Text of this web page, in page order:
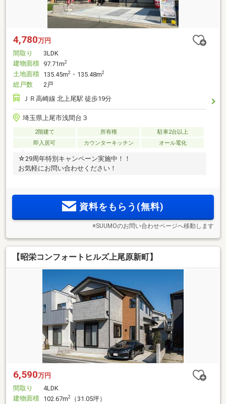
4,780万円
間取り
3LDK
建物面積 97.71m2
土地面積 135.45m2 ・135.48m2
総戸数
2戸
ＪＲ高崎線 北上尾駅 徒歩19分
埼玉県上尾市浅間台３
2階建て 所有権
駐車2台以上
即入居可
カウンターキッチン オール電化
☆29周年特別キャンペーン実施中！！
お気軽にお問い合わせください！
資料をもらう(無料)
※SUUMOのお問い合わせページへ移動します
【昭栄コンフォートヒルズ上尾原新町】
6,590万円
間取り
4LDK
建物面積 102.67m2
（31.05坪）